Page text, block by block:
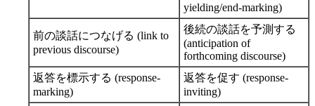
yielding/end-marking)
前の談話につなげる (link to
previous discourse)
後続の談話を予測する
(anticipation of
forthcoming discourse)
返答を標示する (response-
marking)
返答を促す (response-
inviting)